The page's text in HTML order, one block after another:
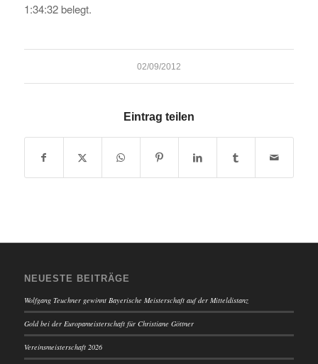
1:34:32 belegt.
02/09/2012
Eintrag teilen
NEUESTE BEITRÄGE
Wolfgang Teuchner gewinnt Bayerische Meisterschaft auf der Mitteldistanz
Gold bei der Europameisterschaft für Christiane Göttner
Vereinsmeisterschaft 2026